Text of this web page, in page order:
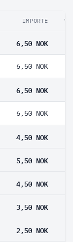
IMPORTE
6,50 NOK
6,50 NOK
6,50 NOK
6,50 NOK
4,50 NOK
5,50 NOK
4,50 NOK
3,50 NOK
2,50 NOK